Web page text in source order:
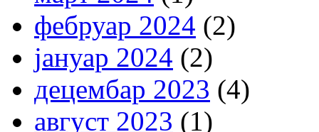
фебруар 2024 (2)
јануар 2024 (2)
децембар 2023 (4)
август 2023 (1)